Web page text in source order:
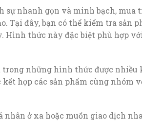
nhanh gọn và minh bạch, mua
Tại đây, bạn có thể kiểm tra
Hình thức này đặc biệt phù hợp
trong những hình thức được
kết hợp các sản phẩm cùng
ở xa hoặc muốn giao dịch